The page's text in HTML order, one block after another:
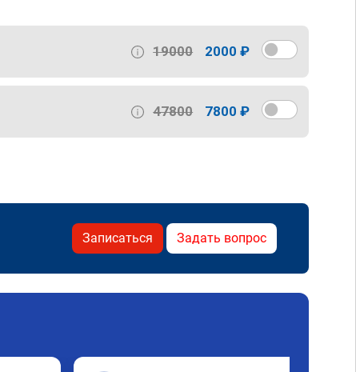
19000 2000 ₽
47800 7800 ₽
Записаться Задать вопрос